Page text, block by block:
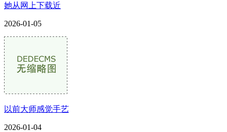
她从网上下载近
2026-01-05
以前大师感觉手艺
2026-01-04